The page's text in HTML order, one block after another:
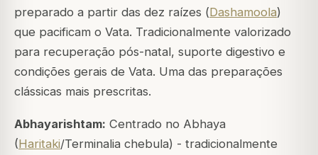
preparado a partir das dez raízes (Dashamoola)
que pacificam o Vata. Tradicionalmente valorizado
para recuperação pós-natal, suporte digestivo e
condições gerais de Vata. Uma das preparações
clássicas mais prescritas.
Abhayarishtam: Centrado no Abhaya
(Haritaki/Terminalia chebula) - tradicionalmente